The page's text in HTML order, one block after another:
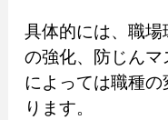
具体的には、職
の強化、防じん
によっては職種
ります。